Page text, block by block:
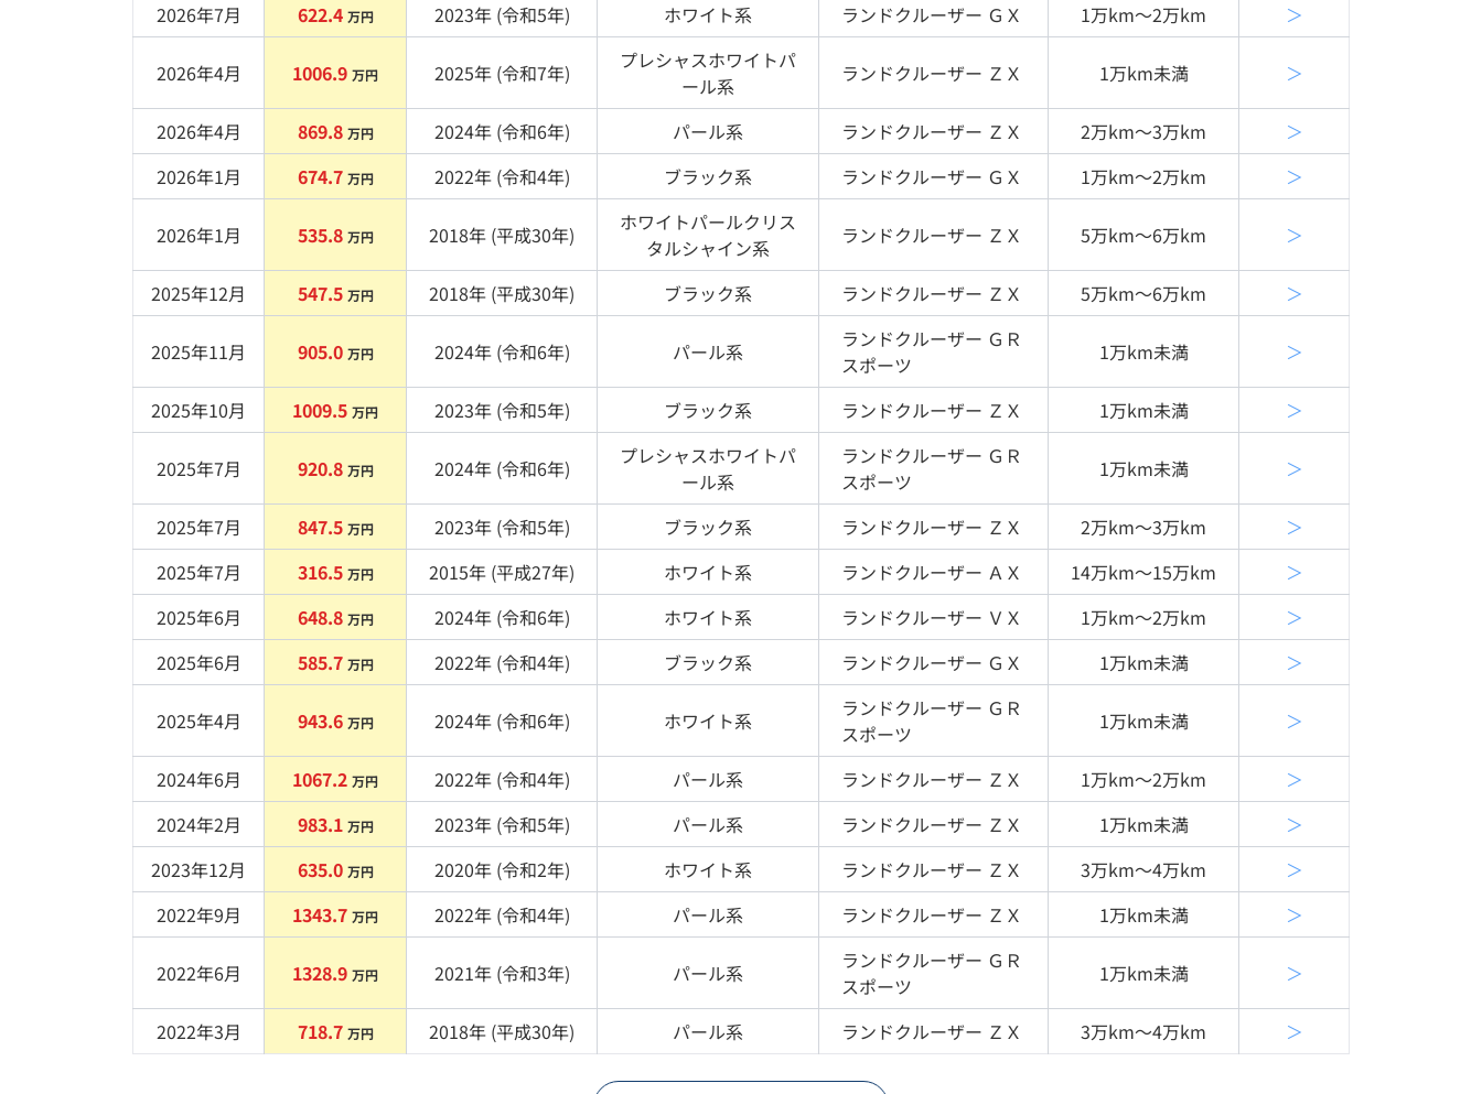
2026年7月
622.4 万円 2023年 (令和5年) ホワイト系 ランドクルーザー ＧＸ 1万km〜2万km ＞
2026年4月 1006.9 万円 2025年 (令和7年)
プレシャスホワイトパ
ール系 ランドクルーザー ＺＸ 1万km未満 ＞
2026年4月 869.8 万円 2024年 (令和6年) パール系 ランドクルーザー ＺＸ 2万km〜3万km
＞
2026年1月
674.7 万円 2022年 (令和4年) ブラック系 ランドクルーザー ＧＸ 1万km〜2万km ＞
2026年1月 535.8 万円 2018年 (平成30年)
ホワイトパールクリス
タルシャイン系 ランドクルーザー ＺＸ 5万km〜6万km ＞
2025年12月 547.5 万円 2018年 (平成30年) ブラック系 ランドクルーザー ＺＸ 5万km〜6万km ＞
2025年11月 905.0 万円 2024年 (令和6年) パール系 ランドクルーザー ＧＲ
スポーツ
1万km未満 ＞
2025年10月 1009.5 万円 2023年 (令和5年) ブラック系 ランドクルーザー ＺＸ 1万km未満 ＞
2025年7月 920.8 万円 2024年 (令和6年)
プレシャスホワイトパ
ール系
ランドクルーザー ＧＲ
スポーツ
1万km未満 ＞
2025年7月 847.5 万円 2023年 (令和5年) ブラック系 ランドクルーザー ＺＸ 2万km〜3万km
＞
2025年7月
316.5 万円 2015年 (平成27年) ホワイト系 ランドクルーザー ＡＸ 14万km〜15万km
＞
2025年6月
648.8 万円 2024年 (令和6年) ホワイト系 ランドクルーザー ＶＸ 1万km〜2万km
＞
2025年6月
585.7 万円 2022年 (令和4年) ブラック系 ランドクルーザー ＧＸ 1万km未満 ＞
2025年4月 943.6 万円 2024年 (令和6年) ホワイト系 ランドクルーザー ＧＲ
スポーツ
1万km未満 ＞
2024年6月 1067.2 万円 2022年 (令和4年) パール系 ランドクルーザー ＺＸ 1万km〜2万km
＞
2024年2月
983.1 万円 2023年 (令和5年) パール系 ランドクルーザー ＺＸ 1万km未満
＞
2023年12月
635.0 万円 2020年 (令和2年) ホワイト系 ランドクルーザー ＺＸ 3万km〜4万km
＞
2022年9月
1343.7 万円 2022年 (令和4年) パール系 ランドクルーザー ＺＸ 1万km未満 ＞
2022年6月 1328.9 万円 2021年 (令和3年) パール系 ランドクルーザー ＧＲ
スポーツ
1万km未満 ＞
2022年3月 718.7 万円 2018年 (平成30年) パール系 ランドクルーザー ＺＸ 3万km〜4万km ＞